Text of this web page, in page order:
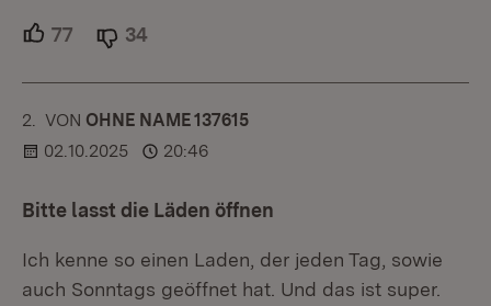
77 Unterstützer.
34
2. KOMMENTAR
VON :OHNE NAME 137615
02.10.2025
20:46
Bitte lasst die Läden öffnen
Ich kenne so einen Laden, der jeden Tag, sowie
auch Sonntags geöffnet hat. Und das ist super.